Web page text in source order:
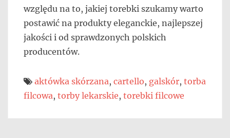
względu na to, jakiej torebki szukamy warto
postawić na produkty eleganckie, najlepszej
jakości i od sprawdzonych polskich
producentów.
aktówka skórzana, cartello, galskór, torba
filcowa, torby lekarskie, torebki filcowe